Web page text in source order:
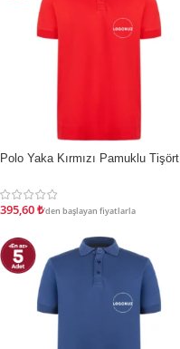
İNDIRIM
Polo Yaka Kırmızı Pamuklu Tişört
395,60₺'den başlayan fiyatlarla